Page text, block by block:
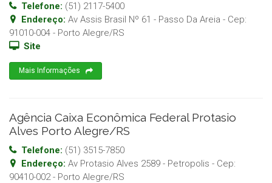
Telefone: (51) 2117-5400
Endereço: Av Assis Brasil Nº 61 - Passo Da Areia - Cep:
91010-004 - Porto Alegre/RS
Site
Mais Informações
Agência Caixa Econômica Federal Protasio
Alves Porto Alegre/RS
Telefone: (51) 3515-7850
Endereço: Av Protasio Alves 2589 - Petropolis - Cep:
90410-002- Porto Alegre/RS